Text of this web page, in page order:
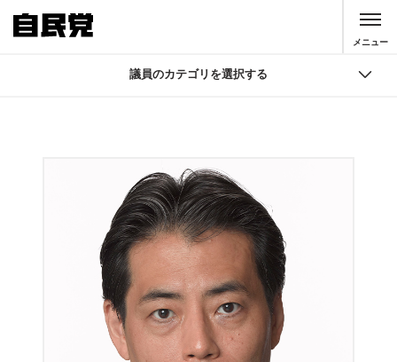
メニュー
議員のカテゴリを選択する
自由民主党 役員
大臣・副大臣・政務官